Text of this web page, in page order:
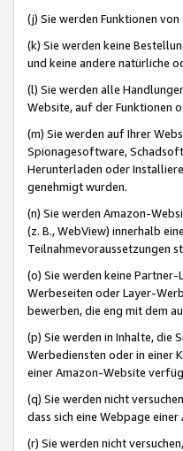
(j) Sie werden Funktionen
(k) Sie werden keine
und keine andere natürliche
(l) Sie werden alle
Website, auf der Funktionen
(m) Sie werden auf Ihrer
Spionagesoftware,
Herunterladen oder
genehmigt wurden.
(n) Sie werden Amazon-
(z. B., WebView) innerhalb
Teilnahmevoraussetzungen
(o) Sie werden keine
Werbeseiten oder Layer-
bewerben, die eng mit dem
(p) Sie werden in Inhalte, die
Werbediensten oder in einer
einer Amazon-Website
(q) Sie werden nicht
dass sich eine Webpage
(r) Sie werden nicht